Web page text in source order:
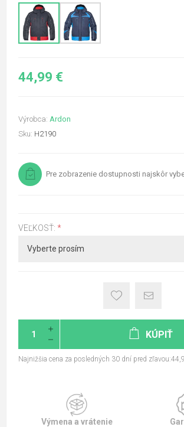
44,99 €
Výrobca: Ardon
Sku: H2190
Pre zobrazenie dostupnosti najskôr
VEĽKOSŤ: *
KÚPIŤ
Najnižšia cena za posledných 30 dní pred
Výmena a vrátenie